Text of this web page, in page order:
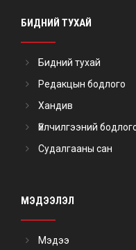
БИДНИЙ ТУХАЙ
Бидний тухай
Редакцын бодлого
Хандив
Үйлчилгээний
Судалгааны сан
МЭДЭЭЛЭЛ
Мэдээ